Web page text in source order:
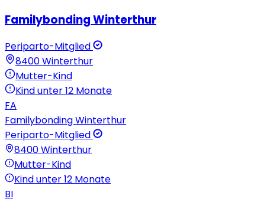
Familybonding Winterthur
Periparto-Mitglied
8400Winterthur
Mutter-Kind
Kind unter 12 Monate
FA
Familybonding Winterthur
Periparto-Mitglied
8400Winterthur
Mutter-Kind
Kind unter 12 Monate
BI